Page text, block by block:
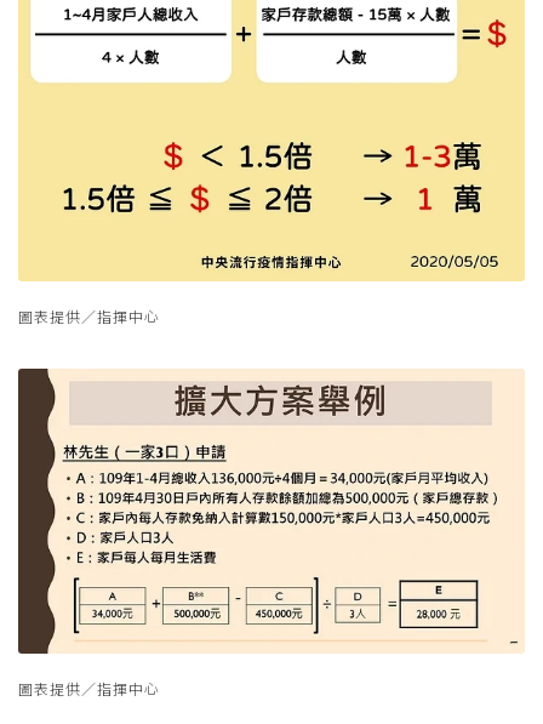
圖表提供／指揮中心
圖表提供／指揮中心